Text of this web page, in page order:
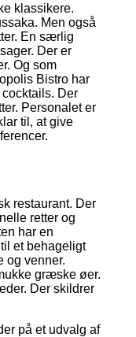
klassikere.
Men også
En særlig
Der er
Og som
Bistro har
Der
Personalet er
til, at give
restaurant. Der
retter og
har en
et behageligt
og venner.
græske øer.
Der skildrer
på et udvalg af